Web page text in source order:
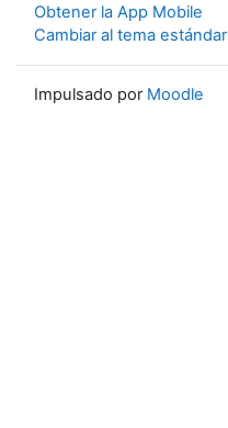
Obtener la App Mobile
Cambiar al tema estándar
Impulsado por Moodle